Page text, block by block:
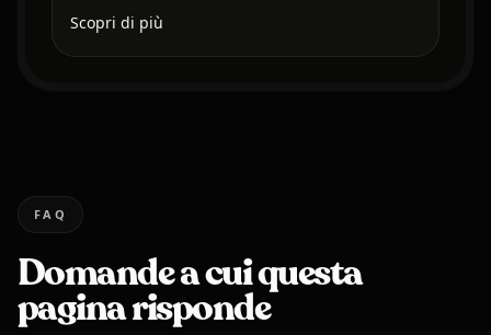
Scopri di più
FAQ
Domande a cui questa
pagina risponde